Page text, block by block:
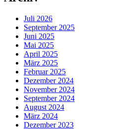
Juli 2026
September 2025
Juni 2025
Mai 2025
April 2025
März 2025
Februar 2025
Dezember 2024
November 2024
September 2024
August 2024
März 2024
Dezember 2023